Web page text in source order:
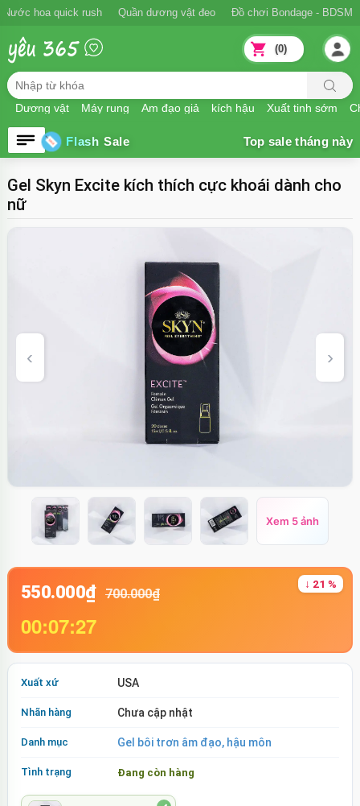
Nước hoa quick rush Quần dương vật đeo Đồ chơi Bondage - BDSM
Dương vật Máy rung Âm đạo giả kích hậu Xuất tinh sớm
(0)
Flash Sale
Gel Skyn Excite kích thích cực khoái dành cho
nữ
Xem 5 ảnh
550.000₫ 700.000₫
↓ 21 %
00:07:26
Xuất xứ USA
Nhãn hàng Chưa cập nhật
Danh mục Gel bôi trơn âm đạo, hậu môn
Tình trạng Đang còn hàng